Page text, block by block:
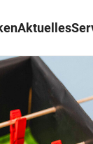
Aktuelles
Suche